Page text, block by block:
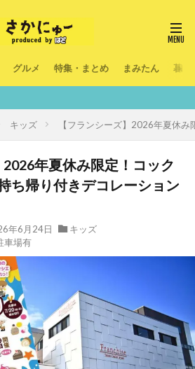
グルメ 特集・まとめ まみたん 暮ら
キッズ 【フランシーズ】2026年夏休
2026年夏休み限定！コック
ち帰り付きデコレーション
年6月24日
キッズ
車場有